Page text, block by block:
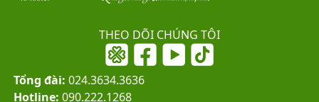
THEO DÕI CHÚNG TÔI
Tổng đài: 024.3634.3636
Hotline: 090.222.1268